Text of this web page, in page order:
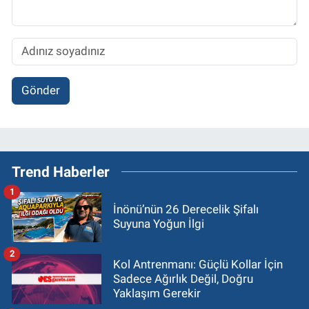
Gönder
Trend Haberler
İnönü’nün 26 Derecelik Şifalı
Suyuna Yoğun İlgi
1
Kol Antrenmanı: Güçlü Kollar İçin
Sadece Ağırlık Değil, Doğru
Yaklaşım Gerekir
2